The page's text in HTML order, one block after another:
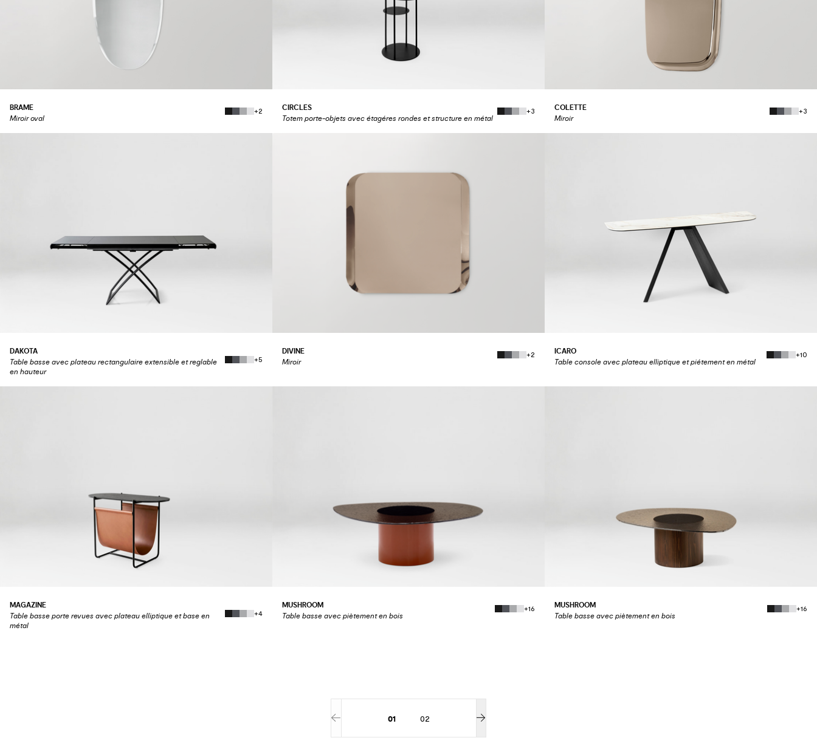
BRAME
Miroir oval
+2
CIRCLES
Totem porte-objets avec étagéres rondes et structure en métal
+3
COLETTE
Miroir
+3
DAKOTA
Table basse avec plateau rectangulaire extensible et reglable
en hauteur
+5
DIVINE
Miroir
+2
ICARO
Table console avec plateau elliptique et piétement en métal
+10
MAGAZINE
Table basse porte revues avec plateau elliptique et base en
métal
+4
MUSHROOM
Table basse avec piètement en bois
+16
MUSHROOM
Table basse avec piètement en bois
+16
01 02